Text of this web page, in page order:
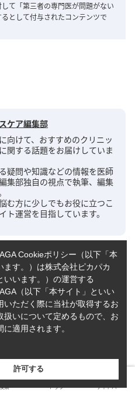
て「第三者の専門医が問題がない
として付与されたコンテンツで
ケア編集部
向けて、おすすめのクリニッ
関する話題をお届けしていま
疑問や知識などの情報を医師
集部独自の視点で執筆、編集
む方に少しでもお役に立つこ
ト運営を目指しています。
先生【監修記事】
方のポイントやドライヤーの
も解説
索 トップ サイドバー
Cookieポリシー（以下「本
ます。）は株式会社ピカパカ
いいます。）の運営する
（以下「本サイト」といい
いただく際に当社が取得するお
扱いについて定めるもので、お
適用されます。
許可する